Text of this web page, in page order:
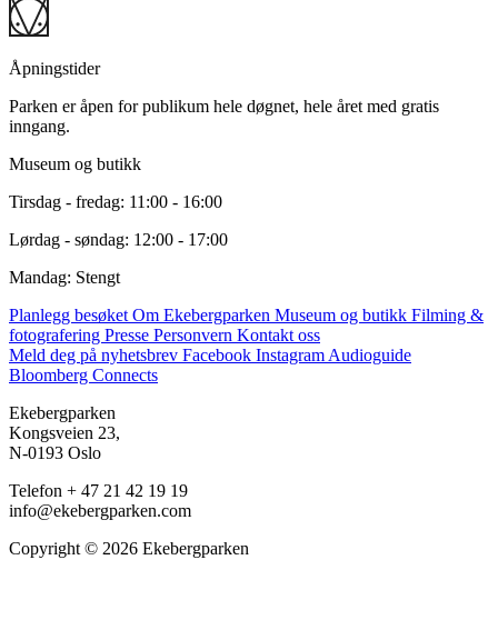
Åpningstider
Parken er åpen for publikum hele døgnet, hele året med gratis
inngang.
Museum og butikk
Tirsdag - fredag: 11:00 - 16:00
Lørdag - søndag: 12:00 - 17:00
Mandag: Stengt
Planlegg besøket Om Ekebergparken Museum og butikk Filming &
fotografering Presse Personvern Kontakt oss
Meld deg på nyhetsbrev Facebook Instagram Audioguide
Bloomberg Connects
Ekebergparken
Kongsveien 23,
N-0193 Oslo
Telefon + 47 21 42 19 19
info@ekebergparken.com
Copyright © 2026 Ekebergparken